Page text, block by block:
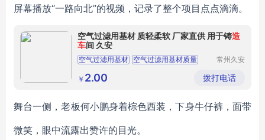
屏幕播放“一路向北”的视频，记录了整个项目点点滴滴。
空气过滤用基材 质轻柔软 厂家直供 用于铸造
车间 久安
空气过滤用基材 空气过滤用基材质量
空气过滤用基材价格
空气过滤用基材规格
常州久安
有限公司
￥ 2.00 拨打电话
舞台一侧，老板何小鹏身着棕色西装，下身牛仔裤，面带
微笑，眼中流露出赞许的目光。